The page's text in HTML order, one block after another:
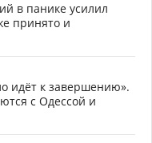
в панике усилил
принято и
идёт к завершению».
с Одессой и